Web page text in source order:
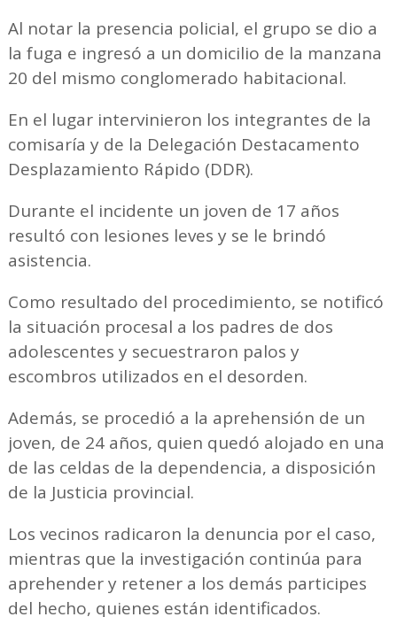
Al notar la presencia policial, el grupo se dio a
la fuga e ingresó a un domicilio de la manzana
20 del mismo conglomerado habitacional.
En el lugar intervinieron los integrantes de la
comisaría y de la Delegación Destacamento
Desplazamiento Rápido (DDR).
Durante el incidente un joven de 17 años
resultó con lesiones leves y se le brindó
asistencia.
Como resultado del procedimiento, se notificó
la situación procesal a los padres de dos
adolescentes y secuestraron palos y
escombros utilizados en el desorden.
Además, se procedió a la aprehensión de un
joven, de 24 años, quien quedó alojado en una
de las celdas de la dependencia, a disposición
de la Justicia provincial.
Los vecinos radicaron la denuncia por el caso,
mientras que la investigación continúa para
aprehender y retener a los demás participes
del hecho, quienes están identificados.